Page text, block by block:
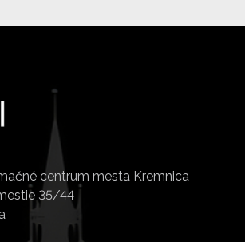
centrum mesta Kremnica
35/44